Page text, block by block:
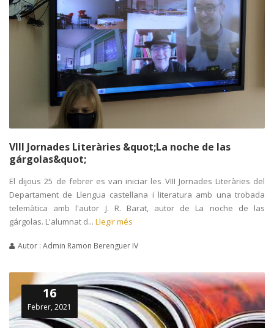
VIII Jornades Literàries &quot;La noche de las
gárgolas&quot;
El dijous 25 de febrer es van iniciar les VIII Jornades Literàries del
Departament de Llengua castellana i literatura amb una trobada
telemàtica amb l'autor J. R. Barat, autor de La noche de las
gárgolas. L'alumnat d... Llegir més
Autor : Admin Ramon Berenguer IV
16
Febrer, 2021